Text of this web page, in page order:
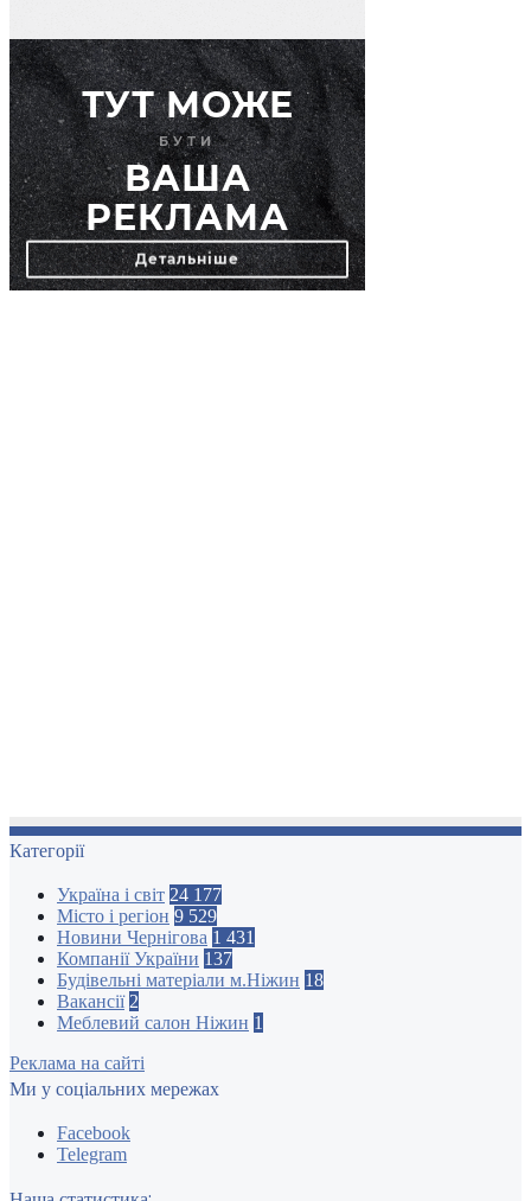
Категорії
Україна і світ 24 177
Місто і регіон 9 529
Новини Чернігова 1 431
Компанії України 137
Будівельні матеріали м.Ніжин 18
Вакансії 2
Меблевий салон Ніжин 1
Реклама на сайті
Ми у соціальних мережах
Facebook
Telegram